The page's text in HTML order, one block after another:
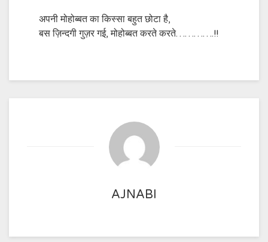
अपनी मोहोब्बत का किस्सा बहुत छोटा है,
बस ज़िन्दगी गुज़र गई, मोहोब्बत करते करते………….!!
AJNABI